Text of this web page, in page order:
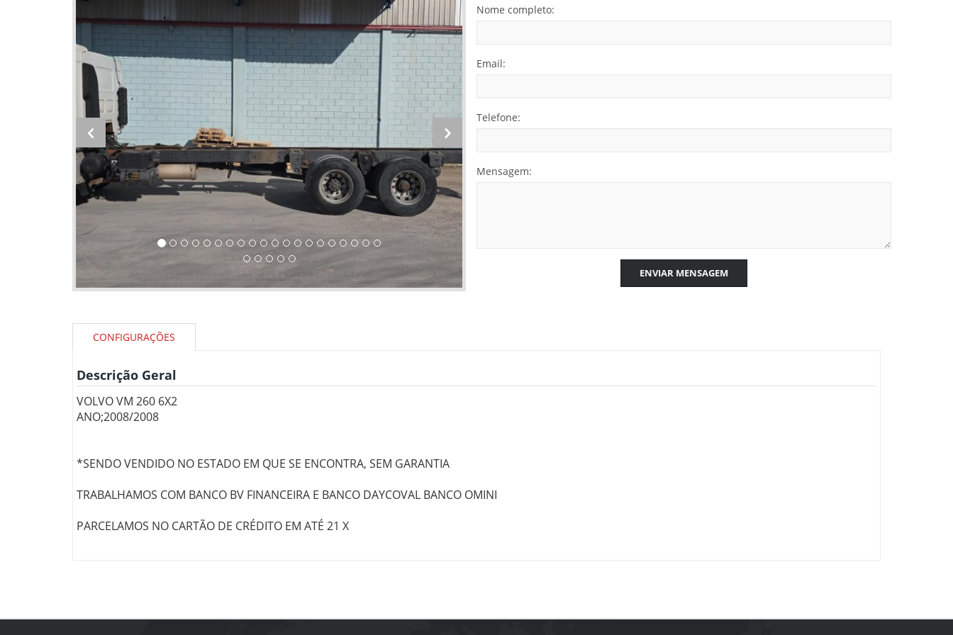
Nome completo:
Email:
Telefone:
Mensagem:
ENVIAR MENSAGEM
CONFIGURAÇÕES
Descrição Geral
VOLVO VM 260 6X2
ANO;2008/2008
*SENDO VENDIDO NO ESTADO EM QUE SE ENCONTRA, SEM GARANTIA
TRABALHAMOS COM BANCO BV FINANCEIRA E BANCO DAYCOVAL BANCO OMINI
PARCELAMOS NO CARTÃO DE CRÉDITO EM ATÉ 21 X